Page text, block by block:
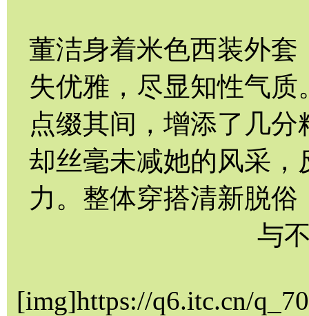
董洁身着米色西装外
失优雅，尽显知性气
点缀其间，增添了几
却丝毫未减她的风采
力。整体穿搭清新脱
与
[img]https://q6.itc.cn/